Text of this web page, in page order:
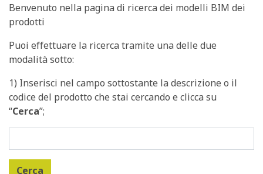
Benvenuto nella pagina di ricerca dei modelli BIM dei
prodotti
Puoi effettuare la ricerca tramite una delle due
modalità sotto:
1) Inserisci nel campo sottostante la descrizione o il
codice del prodotto che stai cercando e clicca su
“Cerca”;